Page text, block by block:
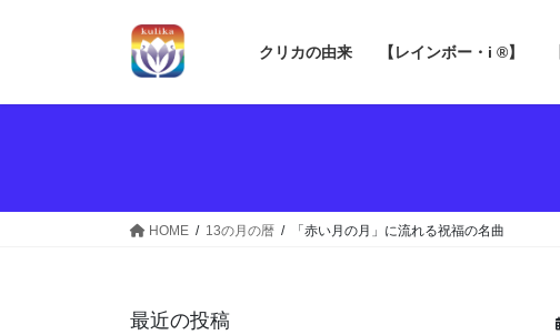
クリカの由来 【レインボー・i ®】
HOME 13の月の暦 「赤い月の月」に流れる祝福の名曲
最近の投稿